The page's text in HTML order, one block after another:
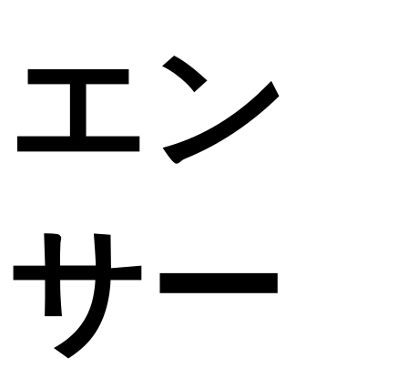
エン
サー